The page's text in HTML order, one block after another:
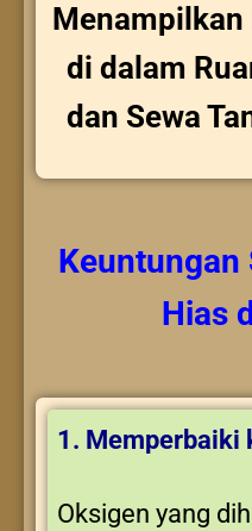
Menampilkan
di dalam
dan Sewa
Keuntungan
Hias
1. Memperbaiki
Oksigen yang